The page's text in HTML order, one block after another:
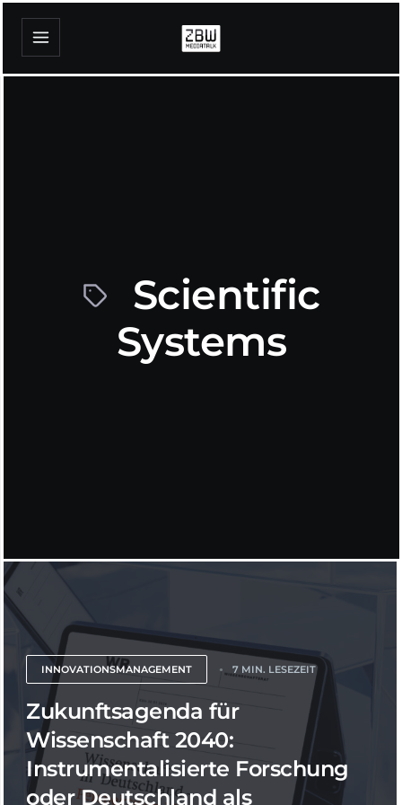
Scientific
Systems
INNOVATIONSMANAGEMENT 7 MIN. LESEZEIT
Zukunftsagenda für
Wissenschaft 2040:
Instrumentalisierte Forschung
oder Deutschland als